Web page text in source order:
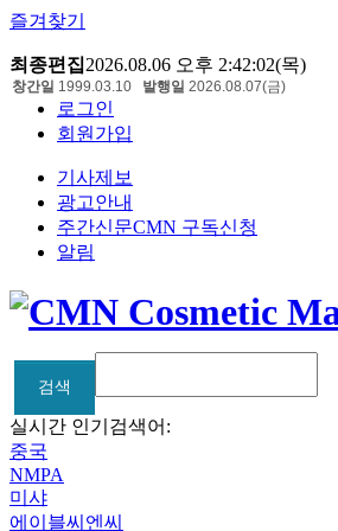
즐겨찾기
최종편집2026.08.06 오후 2:42:02(목)
로그인
회원가입
기사제보
광고안내
주간신문CMN 구독신청
알림
창간일 1999.03.10 발행일 2026.08.07(금)
검색
검색
실시간 인기검색어:
중국
NMPA
미샤
에이블씨엔씨